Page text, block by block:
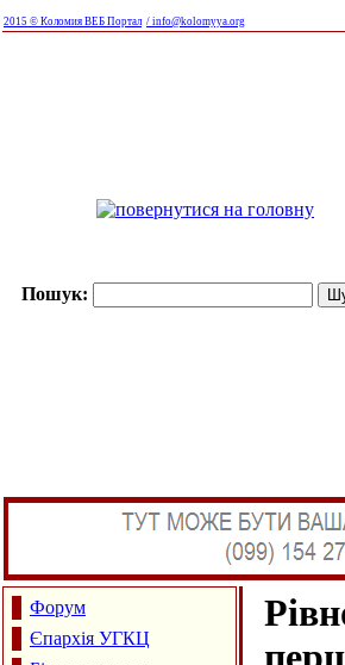
2015 © Коломия ВЕБ Портал / info@kolomyya.org
Пошук:
Форум
Єпархія УГКЦ